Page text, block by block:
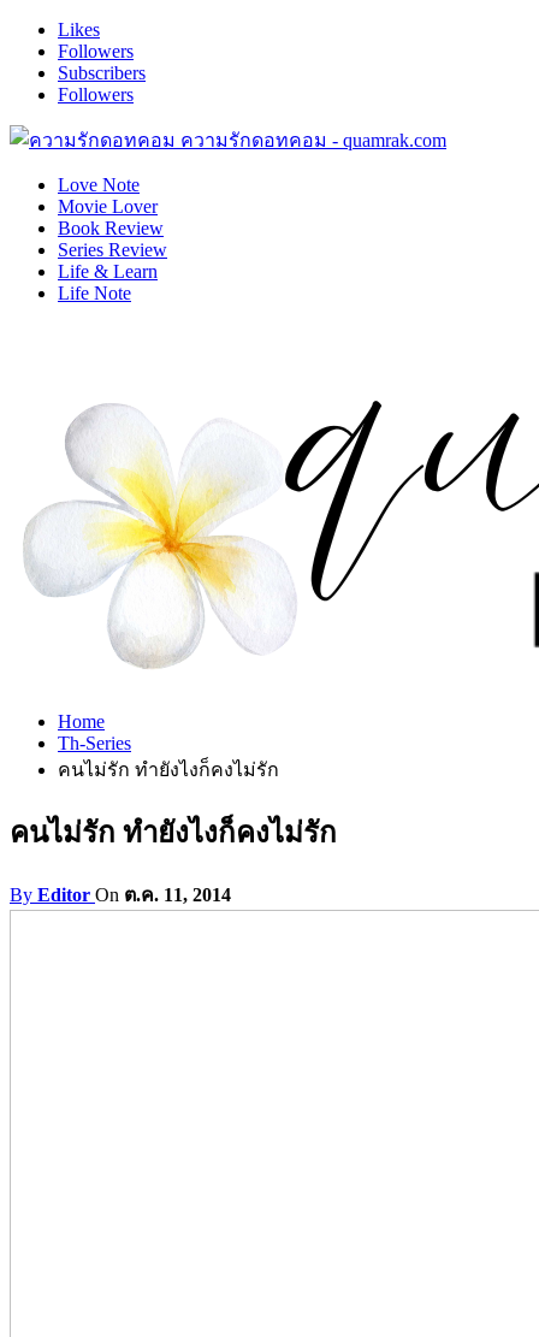
Likes
Followers
Subscribers
Followers
ความรักดอทคอม - quamrak.com
Love Note
Movie Lover
Book Review
Series Review
Life & Learn
Life Note
Home
Th-Series
คนไม่รัก ทำยังไงก็คงไม่รัก
คนไม่รัก ทำยังไงก็คงไม่รัก
By Editor On ต.ค. 11, 2014